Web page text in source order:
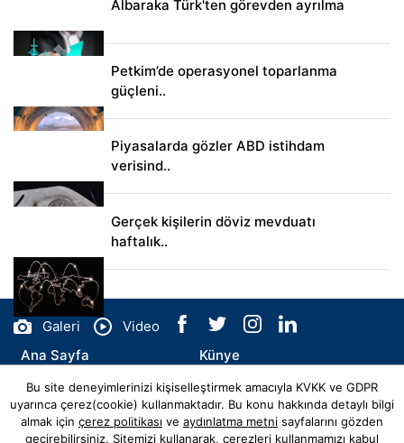
Albaraka Türk'ten görevden ayrılma
Petkim’de operasyonel toparlanma
güçleni..
Piyasalarda gözler ABD istihdam
verisind..
Gerçek kişilerin döviz mevduatı
haftalık..
Galeri
Video
Ana Sayfa
Künye
İletişim
Bu site deneyimlerinizi kişiselleştirmek amacıyla KVKK ve GDPR
uyarınca çerez(cookie) kullanmaktadır. Bu konu hakkında detaylı bilgi
almak için çerez politikası ve aydınlatma metni sayfalarını gözden
geçirebilirsiniz. Sitemizi kullanarak, çerezleri kullanmamızı kabul